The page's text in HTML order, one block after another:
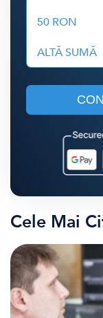
50 RON
ALTĂ SUMĂ
Cele Mai